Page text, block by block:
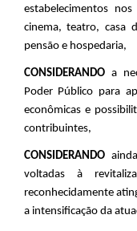
estabelecimentos
cinema, teatro, casa
pensão e hospedaria,
CONSIDERANDOa
Poder Público para
econômicas e
contribuintes,
CONSIDERANDOainda
voltadas à
reconhecidamente
a intensificação da